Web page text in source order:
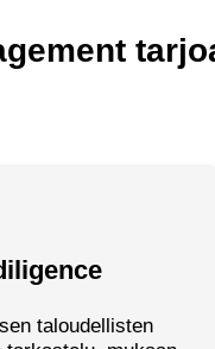
taloudellisten